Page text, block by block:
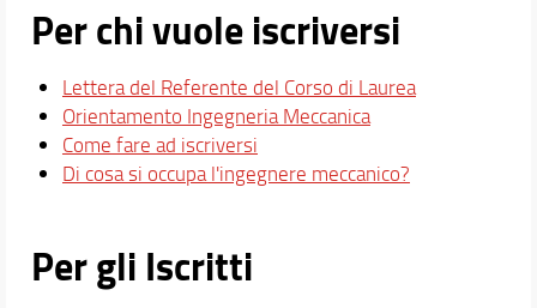
Per chi vuole iscriversi
Lettera del Referente del Corso di Laurea
Orientamento Ingegneria Meccanica
Come fare ad iscriversi
Di cosa si occupa l'ingegnere meccanico?
Per gli Iscritti